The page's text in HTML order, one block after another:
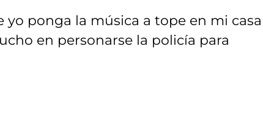
yo ponga la música a tope en mi casa
en personarse la policía para